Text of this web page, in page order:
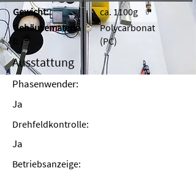
Gewicht:
Gehäusemateria
ca. 1100g
Polycarbonat
(PC)
Ausstattung
Phasenwender:
Ja
Drehfeldkontrolle:
Ja
Betriebsanzeige: